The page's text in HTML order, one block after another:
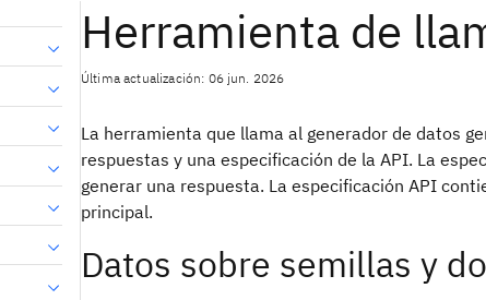
Herramienta de
Última actualización: 06 jun. 2026
La herramienta que llama al generador de datos
respuestas y una especificación de la API. La
generar una respuesta. La especificación API
principal.
Datos sobre semillas y